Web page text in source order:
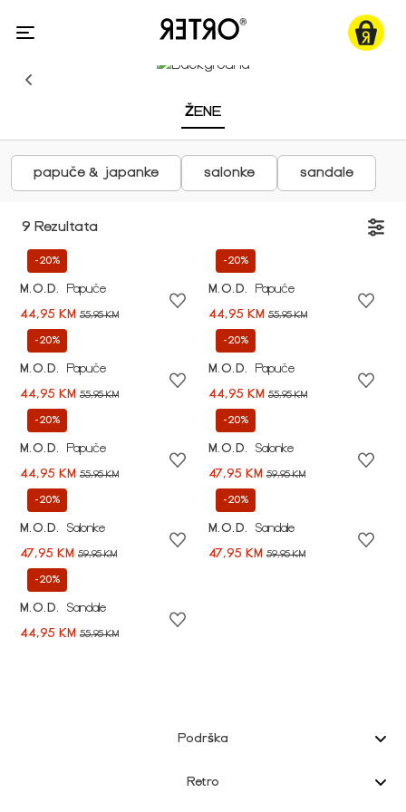
ŽENE
papuče & japanke salonke sandale
9 Rezultata
-20%
M.O.D.
Papuče
44,95 KM 55,95 KM
-20%
M.O.D.
Papuče
44,95 KM 55,95 KM
-20%
M.O.D.
Papuče
44,95 KM 55,95 KM
-20%
M.O.D.
Papuče
44,95 KM 55,95 KM
-20%
M.O.D.
Papuče
44,95 KM 55,95 KM
-20%
M.O.D.
Salonke
47,95 KM 59,95 KM
-20%
M.O.D.
Salonke
47,95 KM 59,95 KM
-20%
M.O.D.
Sandale
47,95 KM 59,95 KM
-20%
M.O.D.
Sandale
44,95 KM 55,95 KM
Podrška
Retro